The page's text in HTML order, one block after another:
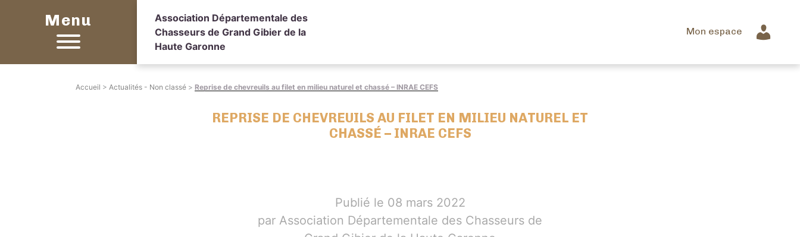
Menu
Association Départementale des
Chasseurs de Grand Gibier de la
Haute Garonne
Mon espace
Accueil > Actualités - Non classé > Reprise de chevreuils au filet en milieu naturel et chassé – INRAE CEFS
REPRISE DE CHEVREUILS AU FILET EN MILIEU NATUREL ET
CHASSÉ – INRAE CEFS
Publié le 08 mars 2022
par Association Départementale des Chasseurs de